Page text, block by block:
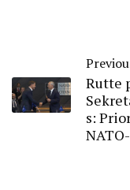
Rutte
s: